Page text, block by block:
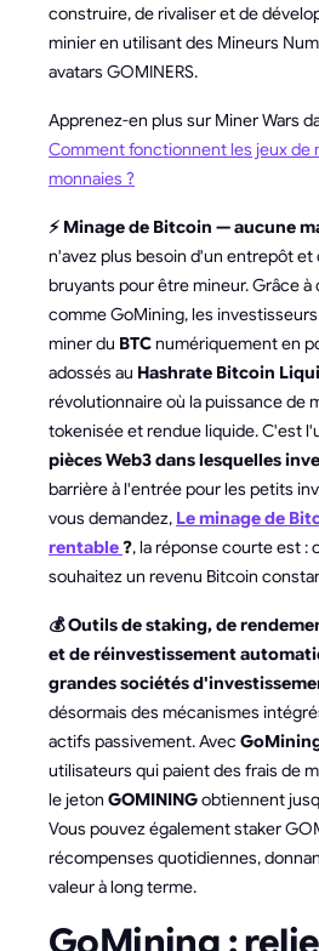
construire, de rivaliser et de
minier en utilisant des Mineurs
avatars GOMINERS.
Apprenez-en plus sur Miner Wars
Comment fonctionnent les jeux de
monnaies ?
⚡ Minage de Bitcoin — aucune
n'avez plus besoin d'un entrepôt et
bruyants pour être mineur. Grâce à
comme GoMining, les
miner du BTCnumériquement en
adossés au Hashrate Bitcoin
révolutionnaire où la puissance de
tokenisée et rendue liquide. C'est
pièces Web3 dans lesquelles
barrière à l'entrée pour les petits
vous demandez, Le minage de
rentable?, la réponse courte est :
souhaitez un revenu Bitcoin
💰 Outils de staking, de
et de réinvestissement
grandes sociétés
désormais des mécanismes
actifs passivement. Avec
utilisateurs qui paient des frais de
le jeton GOMININGobtiennent
Vous pouvez également staker
récompenses quotidiennes,
valeur à long terme.